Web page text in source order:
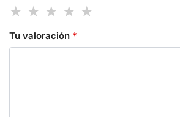
Tu valoración *